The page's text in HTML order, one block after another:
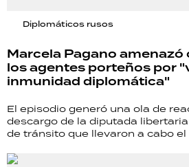
Diplomáticos rusos
Marcela Pagano
los agentes porteños por
inmunidad diplomática"
El episodio generó una ola de
descargo de la diputada
de tránsito que llevaron a cabo